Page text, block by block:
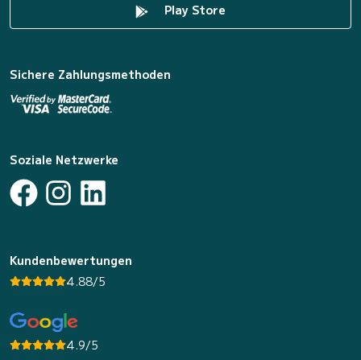
Play Store
Sichere Zahlungsmethoden
Soziale Netzwerke
Kundenbewertungen
4.88/5
4.9/5